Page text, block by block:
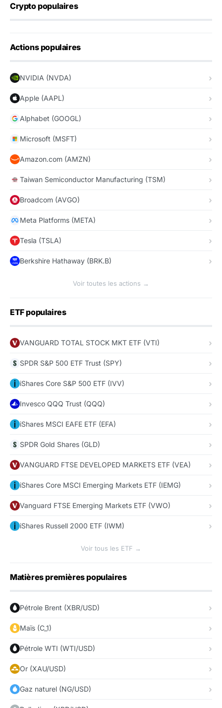
Crypto populaires
Actions populaires
NVIDIA (NVDA)
Apple (AAPL)
Alphabet (GOOGL)
Microsoft (MSFT)
Amazon.com (AMZN)
Taiwan Semiconductor Manufacturing (TSM)
Broadcom (AVGO)
Meta Platforms (META)
Tesla (TSLA)
Berkshire Hathaway (BRK.B)
Voir toutes les actions →
ETF populaires
VANGUARD TOTAL STOCK MKT ETF (VTI)
SPDR S&P 500 ETF Trust (SPY)
iShares Core S&P 500 ETF (IVV)
Invesco QQQ Trust (QQQ)
iShares MSCI EAFE ETF (EFA)
SPDR Gold Shares (GLD)
VANGUARD FTSE DEVELOPED MARKETS ETF (VEA)
iShares Core MSCI Emerging Markets ETF (IEMG)
Vanguard FTSE Emerging Markets ETF (VWO)
iShares Russell 2000 ETF (IWM)
Voir tous les ETF →
Matières premières populaires
Pétrole Brent (XBR/USD)
Maïs (C_1)
Pétrole WTI (WTI/USD)
Or (XAU/USD)
Gaz naturel (NG/USD)